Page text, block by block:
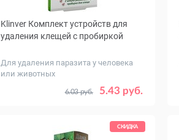
Klinver Комплект устройств для
удаления клещей с пробиркой
Для удаления паразита у человека
или животных
5.43 руб.
6.03 руб.
СКИДКА